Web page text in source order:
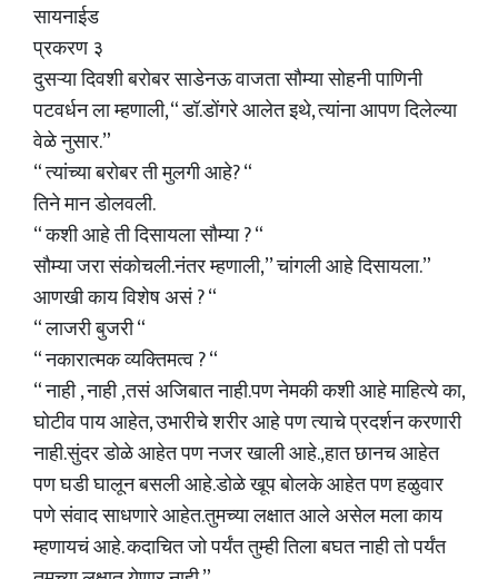
सायनाईड
प्रकरण ३
दुसऱ्या दिवशी बरोबर साडेनऊ वाजता सौम्या सोहनी पाणिनी
पटवर्धन ला म्हणाली, “ डॉ.डोंगरे आलेत इथे, त्यांना आपण दिलेल्या
वेळे नुसार.”
“ त्यांच्या बरोबर ती मुलगी आहे? “
तिने मान डोलवली.
“ कशी आहे ती दिसायला सौम्या ? “
सौम्या जरा संकोचली.नंतर म्हणाली,’’ चांगली आहे दिसायला.”
आणखी काय विशेष असं ? “
“ लाजरी बुजरी “
“ नकारात्मक व्यक्तिमत्व ? “
“ नाही , नाही ,तसं अजिबात नाही.पण नेमकी कशी आहे माहित्ये का,
घोटीव पाय आहेत, उभारीचे शरीर आहे पण त्याचे प्रदर्शन करणारी
नाही.सुंदर डोळे आहेत पण नजर खाली आहे.,हात छानच आहेत
पण घडी घालून बसली आहे.डोळे खूप बोलके आहेत पण हळुवार
पणे संवाद साधणारे आहेत.तुमच्या लक्षात आले असेल मला काय
म्हणायचं आहे. कदाचित जो पर्यंत तुम्ही तिला बघत नाही तो पर्यंत